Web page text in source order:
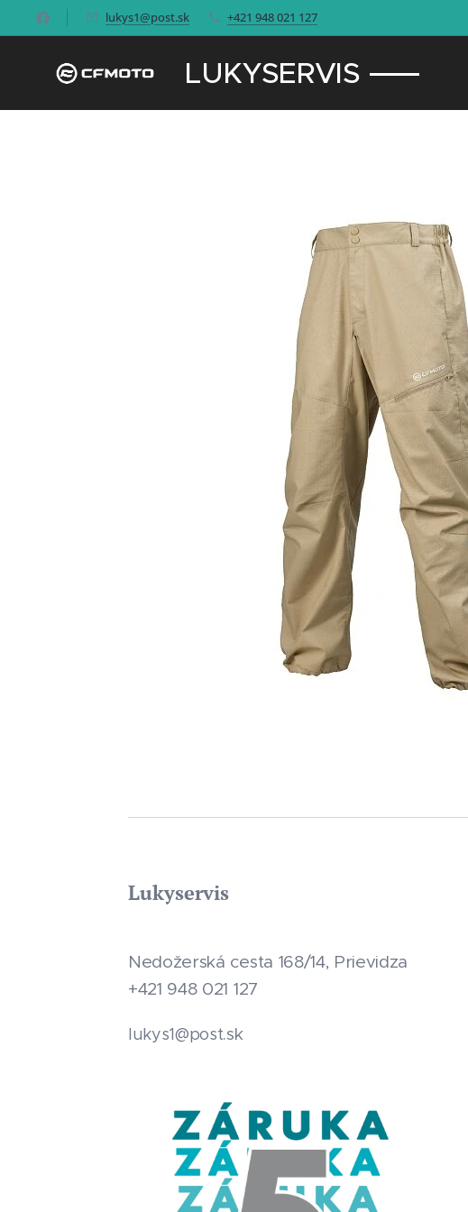
lukys1@post.sk +421 948 021 127
LUKYSERVIS
Lukyservis
Nedožerská cesta 168/14, Prievidza
+421 948 021 127
lukys1@post.sk